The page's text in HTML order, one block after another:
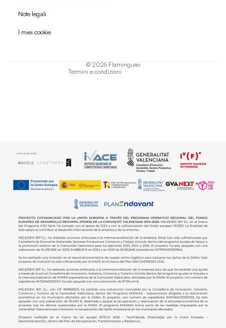
Note legali
I miei cookie
© 2026 Flamingueo
Termini e condizioni
Politica di rimborso